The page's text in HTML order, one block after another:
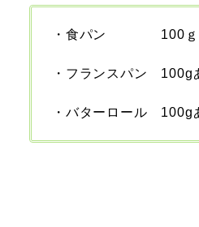
・食パン 100ｇあ
・フランスパン 100g
・バターロール 100g